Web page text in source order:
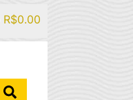
R$0.00